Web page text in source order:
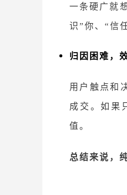
一条硬广就
识”你、“信
归因困难，
用户触点和
成交。如果
值。
总结来说，